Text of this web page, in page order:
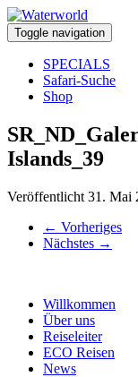
Toggle navigation
SPECIALS
Safari-Suche
Shop
Islands_39
Veröffentlicht 31. Mai
← Vorheriges
Nächstes →
Willkommen
Über uns
Reiseleiter
ECO Reisen
News